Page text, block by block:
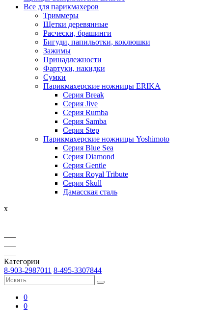
Все для парикмахеров
Триммеры
Щетки деревянные
Расчески, брашинги
Бигуди, папильотки, коклюшки
Зажимы
Принадлежности
Фартуки, накидки
Сумки
Парикмахерские ножницы ERIKA
Серия Break
Серия Jive
Серия Rumba
Серия Samba
Серия Step
Парикмахерские ножницы Yoshimoto
Серия Blue Sea
Серия Diamond
Серия Gentle
Серия Royal Tribute
Серия Skull
Дамасская сталь
x
Категории
8-903-2987011 8-495-3307844
0
0